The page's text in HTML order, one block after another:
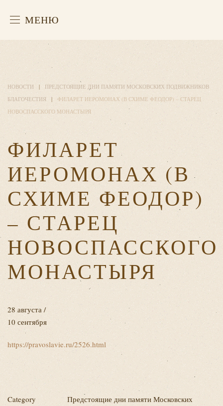
МЕНЮ
НОВОСТИ
ПРЕДСТОЯЩИЕ ДНИ ПАМЯТИ МОСКОВСКИХ ПОДВИЖНИКОВ
БЛАГОЧЕСТИЯ
ФИЛАРЕТ ИЕРОМОНАХ (В СХИМЕ ФЕОДОР) – СТАРЕЦ
НОВОСПАССКОГО МОНАСТЫРЯ
ФИЛАРЕТ
ИЕРОМОНАХ (В
СХИМЕ ФЕОДОР)
– СТАРЕЦ
НОВОСПАССКОГО
МОНАСТЫРЯ
28 августа /
10 сентября
https://pravoslavie.ru/2526.html
Category
Предстоящие дни памяти Московских